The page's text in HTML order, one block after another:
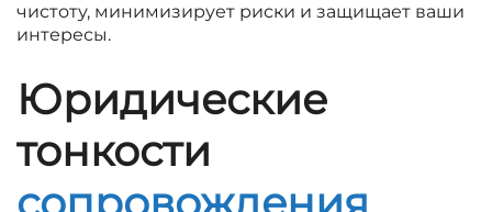
чистоту, минимизирует риски и защищает ваши
интересы.
Юридические
тонкости